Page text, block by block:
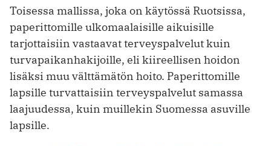
Toisessa mallissa, joka on käytössä Ruotsissa,
paperittomille ulkomaalaisille aikuisille
tarjottaisiin vastaavat terveyspalvelut kuin
turvapaikanhakijoille, eli kiireellisen hoidon
lisäksi muu välttämätön hoito. Paperittomille
lapsille turvattaisiin terveyspalvelut samassa
laajuudessa, kuin muillekin Suomessa asuville
lapsille.